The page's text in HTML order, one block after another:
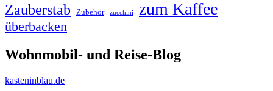
Zauberstab Zubehör zucchini zum Kaffee
überbacken
Wohnmobil- und Reise-Blog
kasteninblau.de